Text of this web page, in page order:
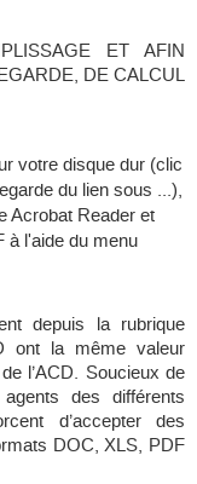
ET AFIN
DE CALCUL
votre disque dur (clic
du lien sous ...),
Acrobat Reader et
à l'aide du menu
depuis la rubrique
ont la même valeur
l’ACD. Soucieux de
des différents
d’accepter des
DOC, XLS, PDF